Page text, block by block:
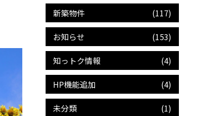
新築物件
(117)
お知らせ
(153)
知っトク情報
(4)
HP機能追加
(4)
未分類
(1)